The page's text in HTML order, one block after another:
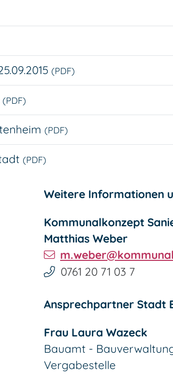
(PDF)
(PDF)
(PDF)
(PDF)
Weitere Informationen
Matthias Weber
Kommunalkonzept
0761 20 71 03 7
Ansprechpartner Stadt
Frau Laura Wazeck
Bauamt -
Vergabestelle